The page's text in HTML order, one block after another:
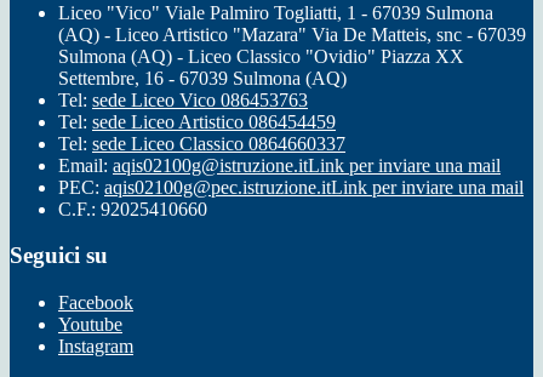
Liceo "Vico" Viale Palmiro Togliatti, 1 - 67039 Sulmona
(AQ) - Liceo Artistico "Mazara" Via De Matteis, snc - 67039
Sulmona (AQ) - Liceo Classico "Ovidio" Piazza XX
Settembre, 16 - 67039 Sulmona (AQ)
Tel: sede Liceo Vico 086453763
Tel: sede Liceo Artistico 086454459
Tel: sede Liceo Classico 0864660337
Email: aqis02100g@istruzione.itLink per inviare una mail
PEC: aqis02100g@pec.istruzione.itLink per inviare una mail
C.F.: 92025410660
Seguici su
Facebook
Youtube
Instagram